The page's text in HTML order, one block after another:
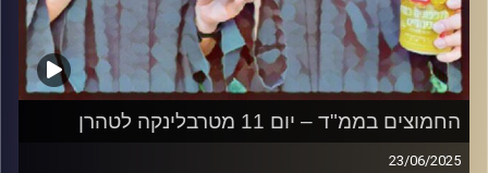
החמוצים בממ"ד – יום 11 מטרבלינקה לטהרן
23/06/2025